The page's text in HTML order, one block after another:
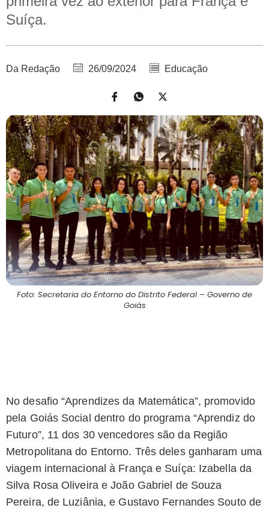
Suíça.
Da Redação 26/09/2024 Educação
Foto: Secretaria do Entorno do Distrito Federal – Governo de
Goiás
No desafio “Aprendizes da Matemática”, promovido
pela Goiás Social dentro do programa “Aprendiz do
Futuro”, 11 dos 30 vencedores são da Região
Metropolitana do Entorno. Três deles ganharam uma
viagem internacional à França e Suíça: Izabella da
Silva Rosa Oliveira e João Gabriel de Souza
Pereira, de Luziânia, e Gustavo Fernandes Souto de